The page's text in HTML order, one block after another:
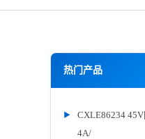
热门产品
CXLE86234
4A/